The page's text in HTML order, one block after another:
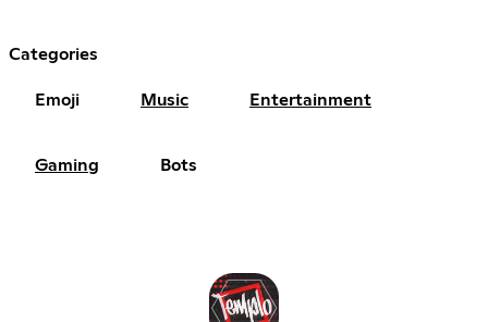
Categories
Emoji Music Entertainment
Gaming Bots